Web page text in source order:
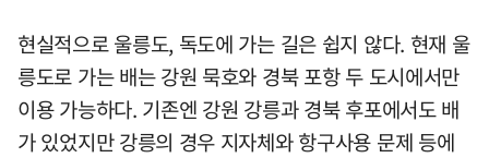
현실적으로 울릉도, 독도에 가는 길은 쉽지 않다. 현재 울
릉도로 가는 배는 강원 묵호와 경북 포항 두 도시에서만
이용 가능하다. 기존엔 강원 강릉과 경북 후포에서도 배
가 있었지만 강릉의 경우 지자체와 항구사용 문제 등에